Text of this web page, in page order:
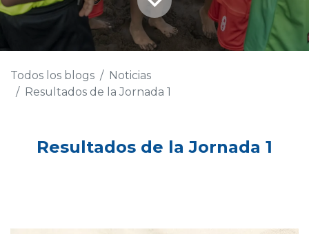
Todos los blogs
Noticias
Resultados de la Jornada 1
Resultados de la Jornada 1